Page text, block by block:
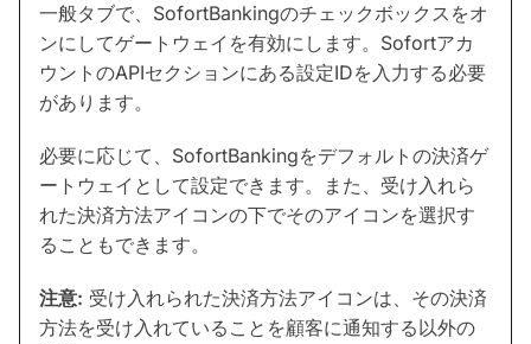
一般タブで、SofortBankingのチェックボックスをオ
ンにしてゲートウェイを有効にします。Sofortアカ
ウントのAPIセクションにある設定IDを入力する必要
があります。
必要に応じて、SofortBankingをデフォルトの決済ゲ
ートウェイとして設定できます。また、受け入れら
れた決済方法アイコンの下でそのアイコンを選択す
ることもできます。
注意: 受け入れられた決済方法アイコンは、その決済
方法を受け入れていることを顧客に通知する以外の